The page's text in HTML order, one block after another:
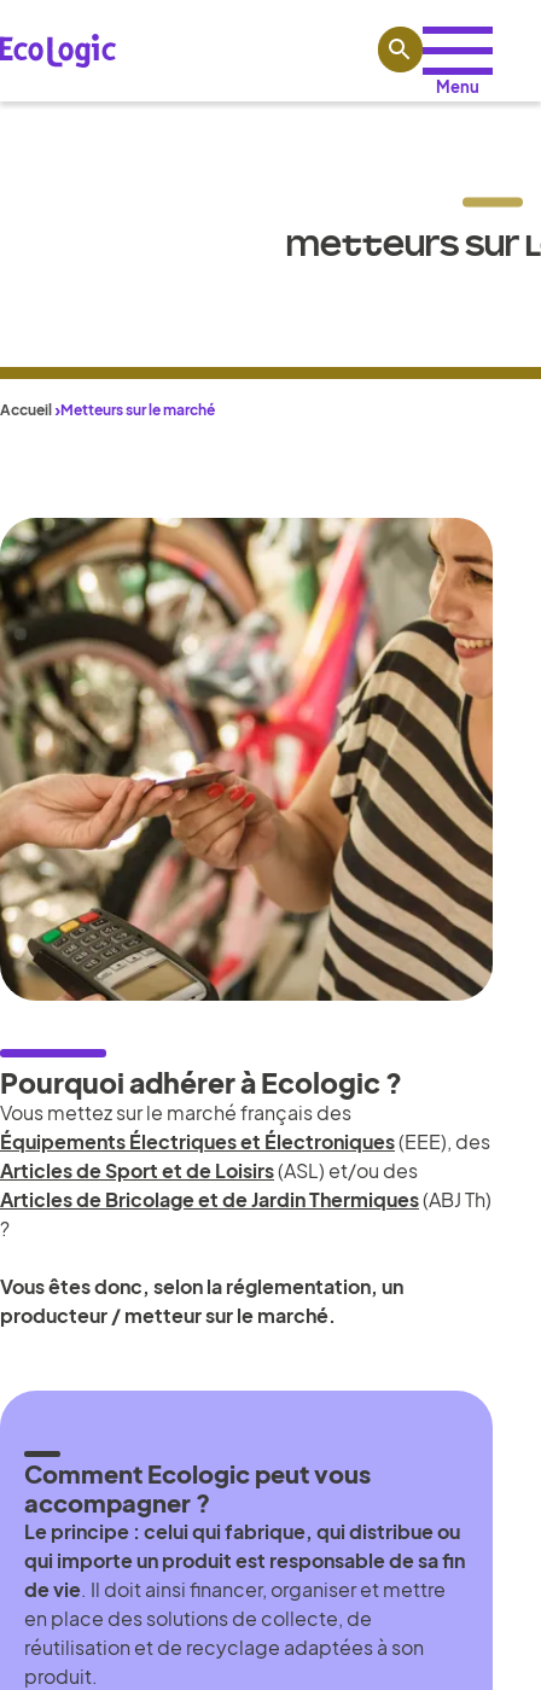
Menu
METTEURS SUR
Accueil Metteurs sur le marché
Pourquoi adhérer à Ecologic ?
Vous mettez sur le marché français des
Équipements Électriques et Électroniques(EEE), des
Articles de Sport et de Loisirs(ASL) et/ou des
Articles de Bricolage et de Jardin Thermiques(ABJ Th)
?
Vous êtes donc, selon la réglementation, un
producteur / metteur sur le marché.
Comment Ecologic peut vous
accompagner ?
Le principe : celui qui fabrique, qui distribue ou
qui importe un produit est responsable de sa fin
de vie. Il doit ainsi financer, organiser et mettre
en place des solutions de collecte, de
réutilisation et de recyclage adaptées à son
produit.